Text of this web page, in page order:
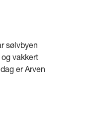
sølvbyen
vakkert
er Arven